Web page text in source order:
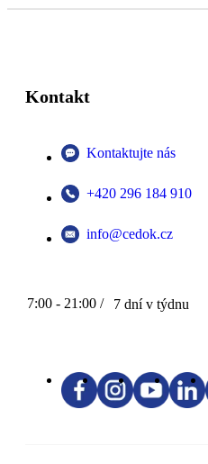
Kontakt
Kontaktujte nás
+420 296 184 910
info@cedok.cz
7:00 - 21:00 / 7 dní v týdnu